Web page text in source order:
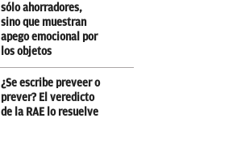
sólo ahorradores,
sino que muestran
apego emocional por
los objetos
¿Se escribe preveer o
prever? El veredicto
de la RAE lo resuelve